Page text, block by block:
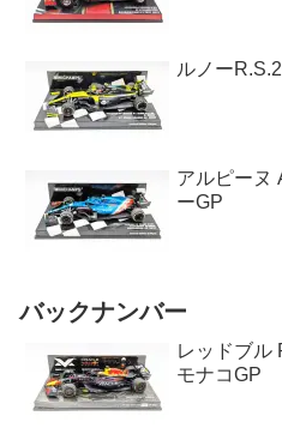
ルノー
アルピーヌ
ーGP
バックナンバー
レッドブル
モナコGP